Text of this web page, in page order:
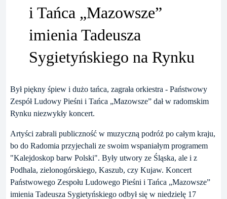
i Tańca „Mazowsze”
imienia Tadeusza
Sygietyńskiego na Rynku
Był piękny śpiew i dużo tańca, zagrała orkiestra - Państwowy
Zespół Ludowy Pieśni i Tańca „Mazowsze” dał w radomskim
Rynku niezwykły koncert.
Artyści zabrali publiczność w muzyczną podróż po całym kraju,
bo do Radomia przyjechali ze swoim wspaniałym programem
"Kalejdoskop barw Polski". Były utwory ze Śląska, ale i z
Podhala, zielonogórskiego, Kaszub, czy Kujaw. Koncert
Państwowego Zespołu Ludowego Pieśni i Tańca „Mazowsze”
imienia Tadeusza Sygietyńskiego odbył się w niedzielę 17